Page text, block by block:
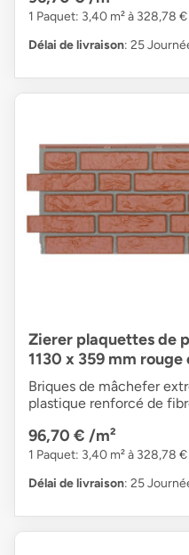
1 Paquet: 3,40 m² à 328,78 €
Délai de livraison: 25
Zierer plaquettes de
1130 x 359 mm rouge
Briques de mâchefer
plastique renforcé de
96,70 € /m²
1 Paquet: 3,40 m² à 328,78 €
Délai de livraison: 25